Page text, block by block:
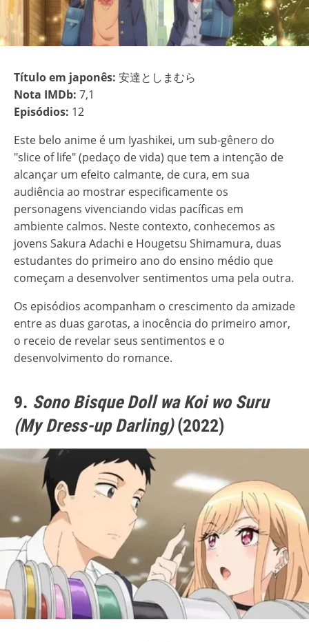
Título em japonês: 安達としまむら
Nota IMDb: 7,1
Episódios: 12
Este belo anime é um Iyashikei, um sub-gênero do
"slice of life" (pedaço de vida) que tem a intenção de
alcançar um efeito calmante, de cura, em sua
audiência ao mostrar especificamente os
personagens vivenciando vidas pacíficas em
ambiente calmos. Neste contexto, conhecemos as
jovens Sakura Adachi e Hougetsu Shimamura, duas
estudantes do primeiro ano do ensino médio que
começam a desenvolver sentimentos uma pela outra.
Os episódios acompanham o crescimento da amizade
entre as duas garotas, a inocência do primeiro amor,
o receio de revelar seus sentimentos e o
desenvolvimento do romance.
9. Sono Bisque Doll wa Koi wo Suru
(My Dress-up Darling)(2022)